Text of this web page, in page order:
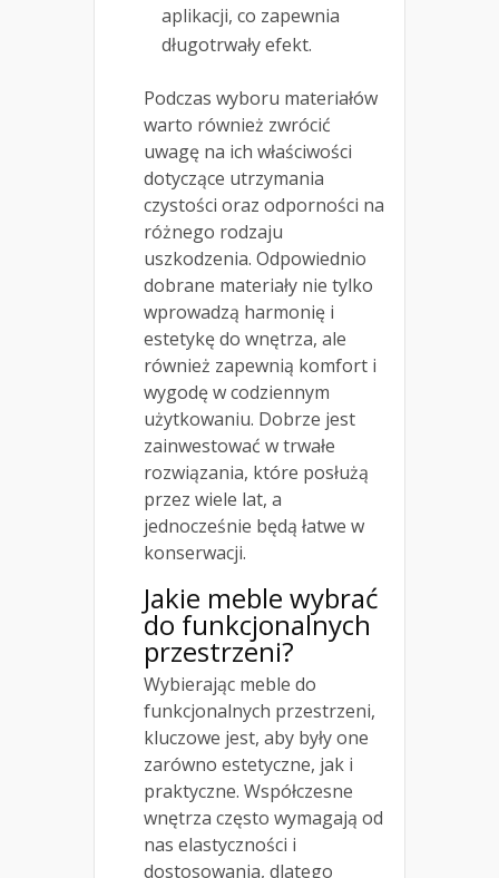
aplikacji, co zapewnia
długotrwały efekt.
Podczas wyboru materiałów
warto również zwrócić
uwagę na ich właściwości
dotyczące utrzymania
czystości oraz odporności na
różnego rodzaju
uszkodzenia. Odpowiednio
dobrane materiały nie tylko
wprowadzą harmonię i
estetykę do wnętrza, ale
również zapewnią komfort i
wygodę w codziennym
użytkowaniu. Dobrze jest
zainwestować w trwałe
rozwiązania, które posłużą
przez wiele lat, a
jednocześnie będą łatwe w
konserwacji.
Jakie meble wybrać
do funkcjonalnych
przestrzeni?
Wybierając meble do
funkcjonalnych przestrzeni,
kluczowe jest, aby były one
zarówno estetyczne, jak i
praktyczne. Współczesne
wnętrza często wymagają od
nas elastyczności i
dostosowania, dlatego